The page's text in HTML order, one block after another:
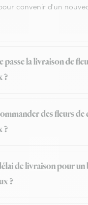
convenir d'un
passe la livraison de
?
des fleurs de
?
de livraison pour
?